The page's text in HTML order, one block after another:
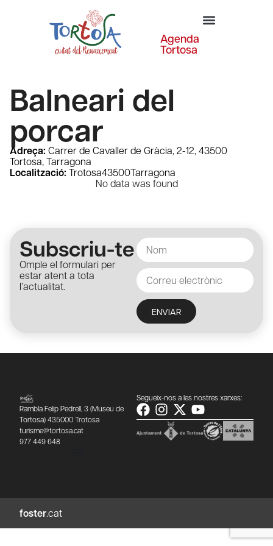
Agenda
Tortosa
Balneari del
porcar
Adreça: Carrer de Cavaller de Gràcia, 2-12, 43500
Tortosa, Tarragona
Localització: Trotosa43500Tarragona
No data was found
Subscriu-te
Omple el formulari per
estar atent a tota
l’actualitat.
ENVIAR
Rambla Felip Pedrell, 3 (Museu de
Tortosa) 435000 Trotosa
turisme@tortosa.cat
977 449 648
Segueix-nos a les nostres xarxes:
foster.cat